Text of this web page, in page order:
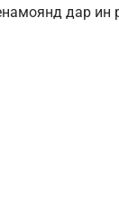
дар ин